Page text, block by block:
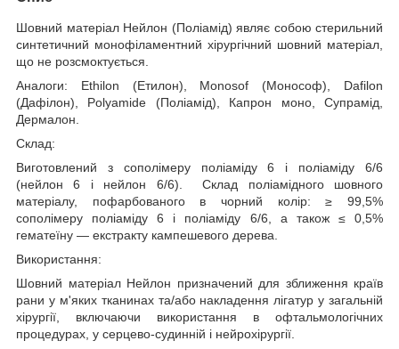
Шовний матеріал Нейлон (Поліамід) являє собою стерильний
синтетичний монофіламентний хірургічний шовний матеріал,
що не розсмоктується.
Аналоги: Ethilon (Етилон), Monosof (Монософ), Dafilon
(Дафілон), Polyamide (Поліамід), Капрон моно, Супрамід,
Дермалон.
Склад:
Виготовлений з сополімеру поліаміду 6 і поліаміду 6/6
(нейлон 6 і нейлон 6/6). Склад поліамідного шовного
матеріалу, пофарбованого в чорний колір: ≥ 99,5%
сополімеру поліаміду 6 і поліаміду 6/6, а також ≤ 0,5%
гематеїну — екстракту кампешевого дерева.
Використання:
Шовний матеріал Нейлон призначений для зближення країв
рани у м'яких тканинах та/або накладення лігатур у загальній
хірургії, включаючи використання в офтальмологічних
процедурах, у серцево-судинній і нейрохірургії.